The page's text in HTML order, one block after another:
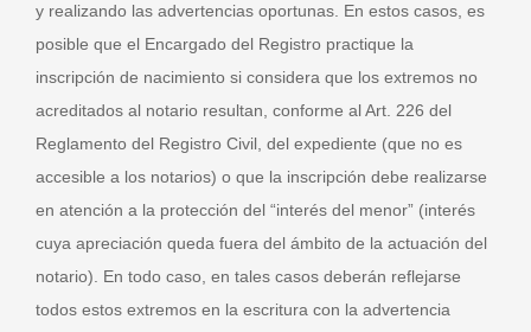
y realizando las advertencias oportunas. En estos casos, es
posible que el Encargado del Registro practique la
inscripción de nacimiento si considera que los extremos no
acreditados al notario resultan, conforme al Art. 226 del
Reglamento del Registro Civil, del expediente (que no es
accesible a los notarios) o que la inscripción debe realizarse
en atención a la protección del “interés del menor” (interés
cuya apreciación queda fuera del ámbito de la actuación del
notario). En todo caso, en tales casos deberán reflejarse
todos estos extremos en la escritura con la advertencia